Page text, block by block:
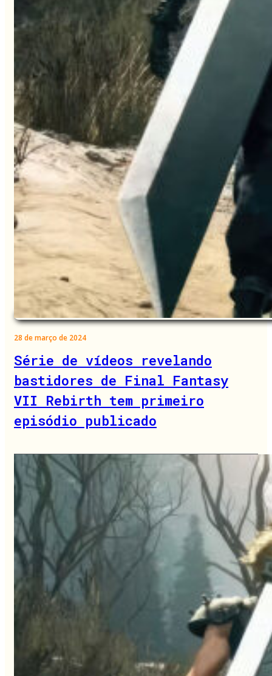
28 de março de 2024
Série de vídeos revelando
bastidores de Final Fantasy
VII Rebirth tem primeiro
episódio publicado